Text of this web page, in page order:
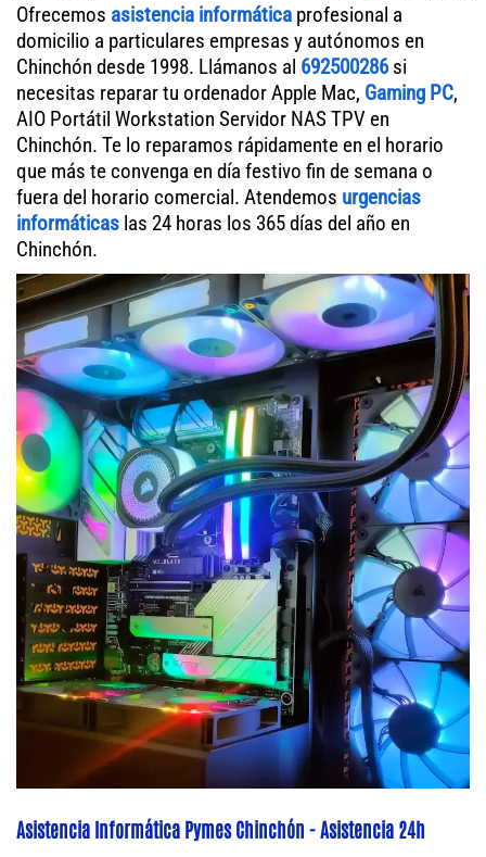
Ofrecemos asistencia informática profesional a
domicilio a particulares empresas y autónomos en
Chinchón desde 1998. Llámanos al 692500286si
necesitas reparar tu ordenador Apple Mac, Gaming PC,
AIO Portátil Workstation Servidor NAS TPV en
Chinchón. Te lo reparamos rápidamente en el horario
que más te convenga en día festivo fin de semana o
fuera del horario comercial. Atendemos urgencias
informáticas las 24 horas los 365 días del año en
Chinchón.
Asistencia Informática Pymes Chinchón - Asistencia 24h